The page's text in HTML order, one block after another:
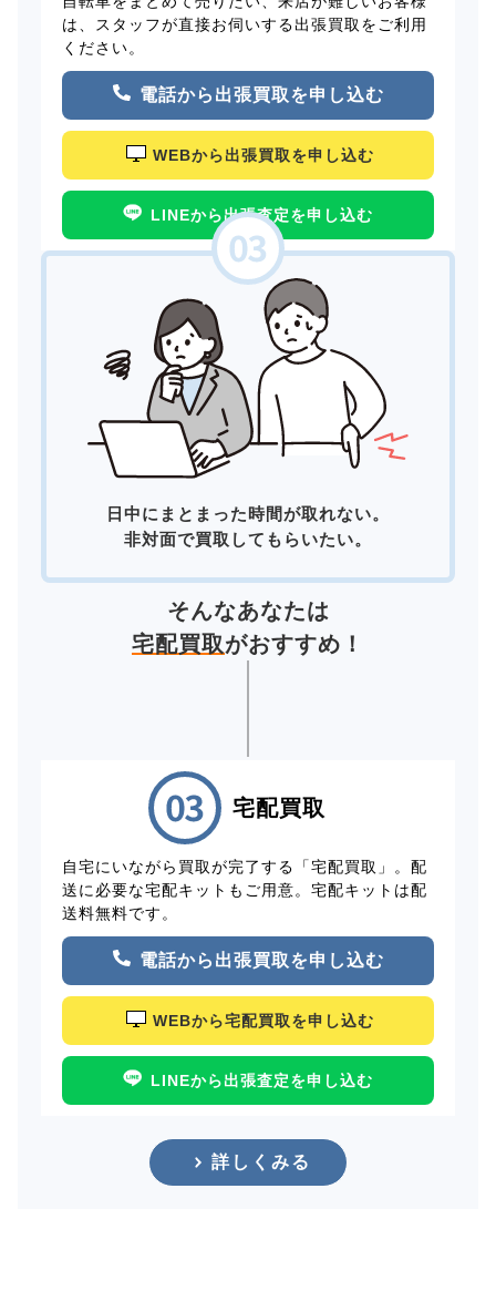
は、スタッフが直接お伺いする出張買取をご利用
ください。
電話から出張買取を申し込む
WEBから出張買取を申し込む
LINEから出張査定を申し込む
日中にまとまった時間が取れない。
非対面で買取してもらいたい。
そんなあなたは
宅配買取がおすすめ！
宅配買取
自宅にいながら買取が完了する「宅配買取」。配
送に必要な宅配キットもご用意。宅配キットは配
送料無料です。
電話から出張買取を申し込む
WEBから宅配買取を申し込む
LINEから出張査定を申し込む
詳しくみる